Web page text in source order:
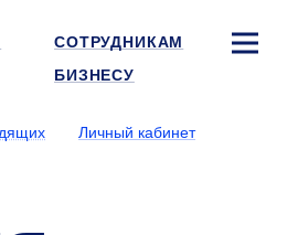
СОТРУДНИКАМ
БИЗНЕСУ
Личный кабинет